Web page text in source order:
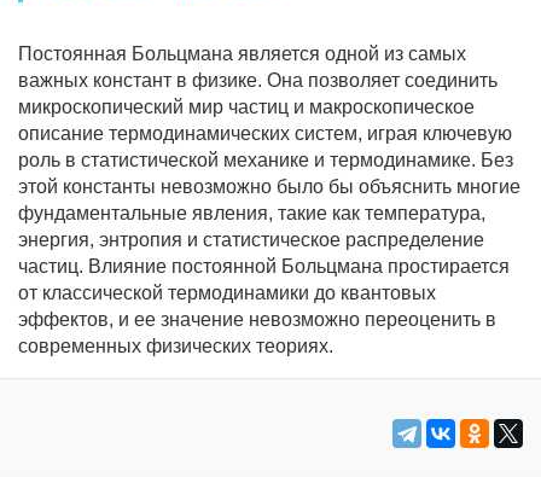
Постоянная Больцмана является одной из самых
важных констант в физике. Она позволяет соединить
микроскопический мир частиц и макроскопическое
описание термодинамических систем, играя ключевую
роль в статистической механике и термодинамике. Без
этой константы невозможно было бы объяснить многие
фундаментальные явления, такие как температура,
энергия, энтропия и статистическое распределение
частиц. Влияние постоянной Больцмана простирается
от классической термодинамики до квантовых
эффектов, и ее значение невозможно переоценить в
современных физических теориях.